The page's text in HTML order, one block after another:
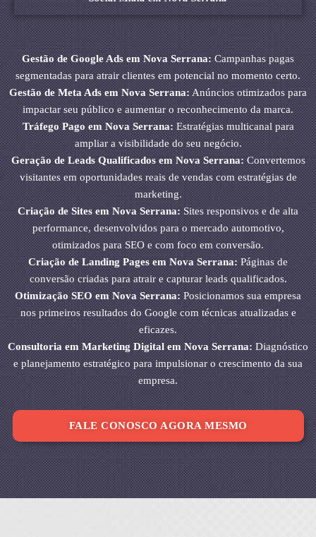
Gestão de Google Ads em Nova Serrana:Campanhas pagas
segmentadas para atrair clientes em potencial no momento certo.
Gestão de Meta Ads em Nova Serrana:Anúncios otimizados para
impactar seu público e aumentar o reconhecimento da marca.
Tráfego Pago em Nova Serrana:Estratégias multicanal para
ampliar a visibilidade do seu negócio.
Geração de Leads Qualificados em Nova Serrana:Convertemos
visitantes em oportunidades reais de vendas com estratégias de
marketing.
Criação de Sites em Nova Serrana:Sites responsivos e de alta
performance, desenvolvidos para o mercado automotivo,
otimizados para SEO e com foco em conversão.
Criação de Landing Pages em Nova Serrana:Páginas de
conversão criadas para atrair e capturar leads qualificados.
Otimização SEO em Nova Serrana:Posicionamos sua empresa
nos primeiros resultados do Google com técnicas atualizadas e
eficazes.
Consultoria em Marketing Digital em Nova Serrana:Diagnóstico
e planejamento estratégico para impulsionar o crescimento da sua
empresa.
FALE CONOSCO AGORA MESMO